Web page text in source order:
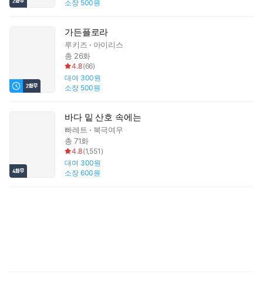
소장 500원
가든플로라
루키즈
아이리스
총 26화
4.8(66)
대여 300원
소장 500원
바다 밑 산호 속에는
빠레트
북극여우
총 71화
4.8(1,551 )
대여 300원
소장 600원